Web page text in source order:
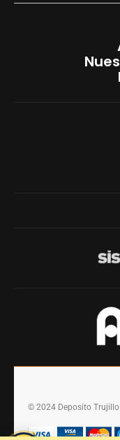
© 2024 Deposito Trujillo